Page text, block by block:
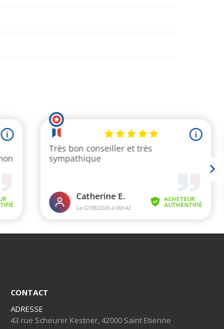
CONTACT
ADRESSE
43 rue Scheurer Kestner, 42000 Saint Etienne